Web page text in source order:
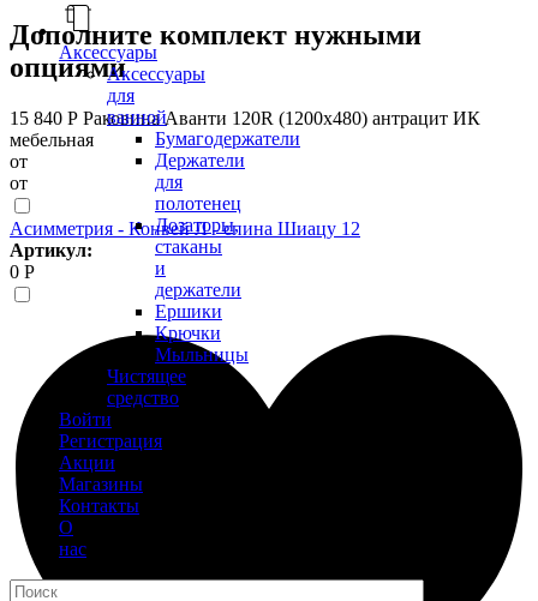
Аксессуары
Аксессуары
для
ванной
Бумагодержатели
Держатели
для
полотенец
Дозаторы,
стаканы
и
держатели
Ершики
Крючки
Мыльницы
Чистящее
средство
Войти
Регистрация
Акции
Магазины
Контакты
О
нас
Дополните комплект нужными
опциями
15 840 Р Раковина Аванти 120R (1200х480) антрацит ИК
мебельная
от
от
Асимметрия - Конвей Л - спина Шиацу 12
Артикул:
0 Р